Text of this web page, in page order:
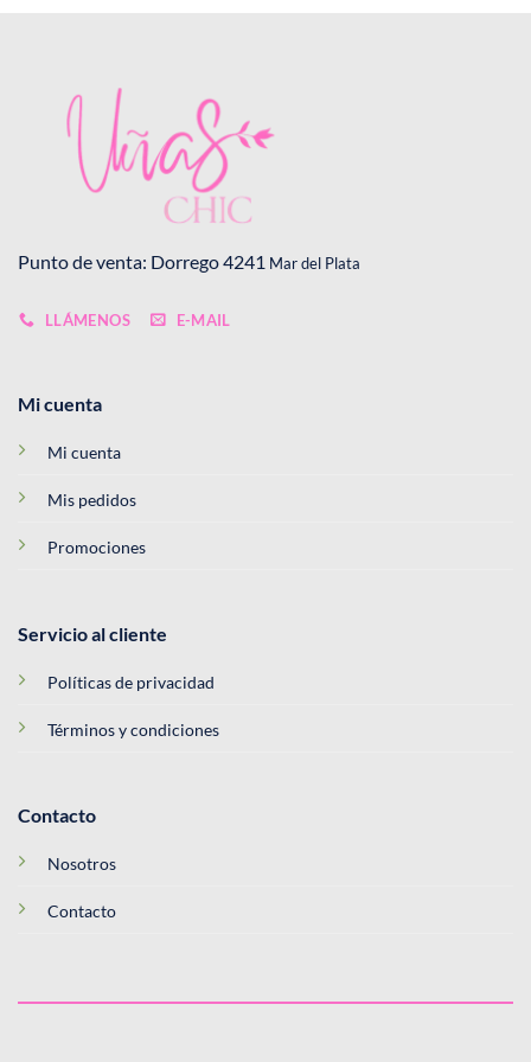
Punto de venta: Dorrego 4241 Mar del Plata
LLÁMENOS E-MAIL
Mi cuenta
Mi cuenta
Mis pedidos
Promociones
Servicio al cliente
Políticas de privacidad
Términos y condiciones
Contacto
Nosotros
Contacto